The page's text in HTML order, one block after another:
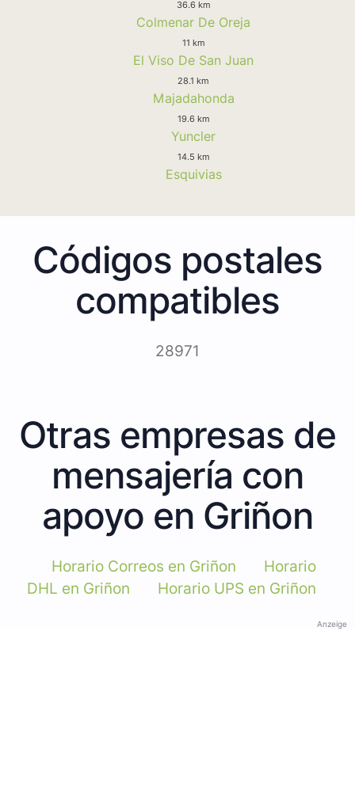
36.6 km
Colmenar De Oreja
11 km
El Viso De San Juan
28.1 km
Majadahonda
19.6 km
Yuncler
14.5 km
Esquivias
Códigos postales
compatibles
28971
Otras empresas de
mensajería con
apoyo en Griñon
Horario Correos en Griñon
Horario
DHL en Griñon
Horario UPS en Griñon
Anzeige